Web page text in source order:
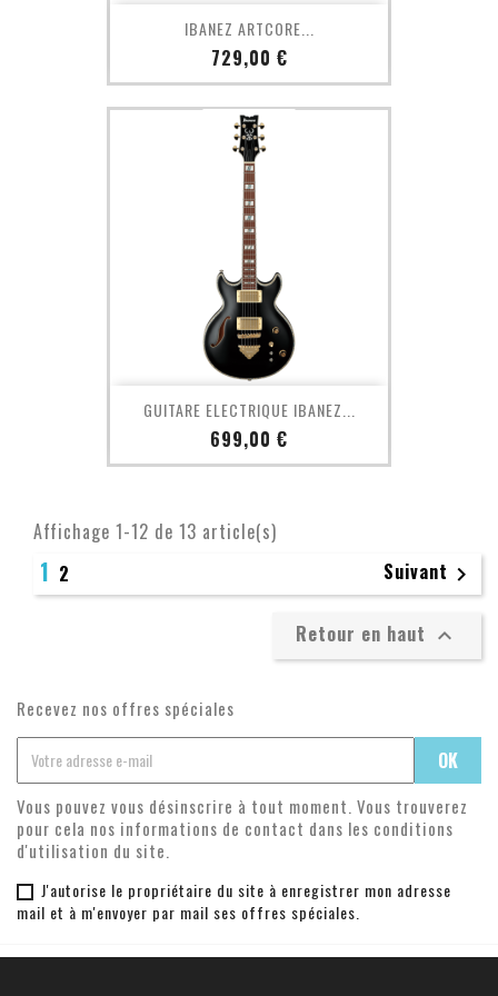
IBANEZ ARTCORE...
Prix
729,00 €
GUITARE ELECTRIQUE IBANEZ...
Prix
699,00 €
Affichage 1-12 de 13 article(s)
1 2 Suivant 
Retour en haut 
Recevez nos offres spéciales
Vous pouvez vous désinscrire à tout moment. Vous trouverez
pour cela nos informations de contact dans les conditions
d'utilisation du site.
J'autorise le propriétaire du site à enregistrer mon adresse
mail et à m'envoyer par mail ses offres spéciales.